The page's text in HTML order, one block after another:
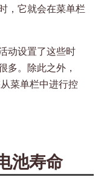
，它就会在菜单栏
动设置了这些时
多。除此之外，
菜单栏中进行控
池寿命